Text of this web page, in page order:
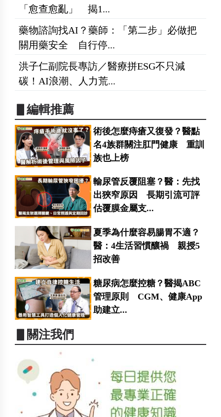
「愈查愈亂」 揭1...
藥物諮詢找AI？藥師：「第二步」必做把
關用藥安全 自行停...
洪子仁副院長專訪／醫療拼ESG不只減
碳！AI浪潮、人力荒...
▋編輯推薦
術後怎麼痔瘡又復發？醫點
名4族群關注肛門健康 重訓
族也上榜
輸尿管反覆阻塞？醫：先找
出狹窄原因 長期引流可評
估覆膜金屬支...
夏季為什麼容易腸胃不適？
醫：4生活習慣釀禍 親授5
招改善
糖尿病怎麼控糖？醫揭ABC
管理原則 CGM、健康App
助建立...
▋關注我們